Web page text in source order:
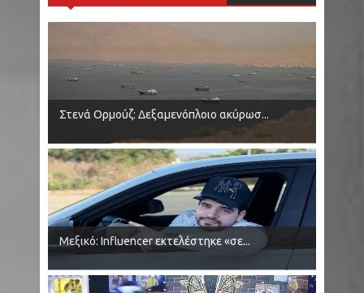
Στενά Ορμούζ: Δεξαμενόπλοιο ακύρωσ...
Μεξικό: Influencer εκτελέστηκε «σε...